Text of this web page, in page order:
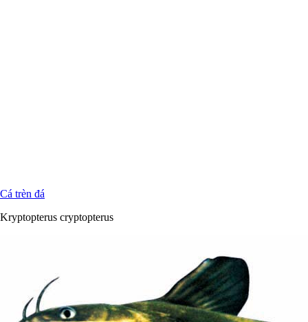
Cá trèn đá
Kryptopterus cryptopterus